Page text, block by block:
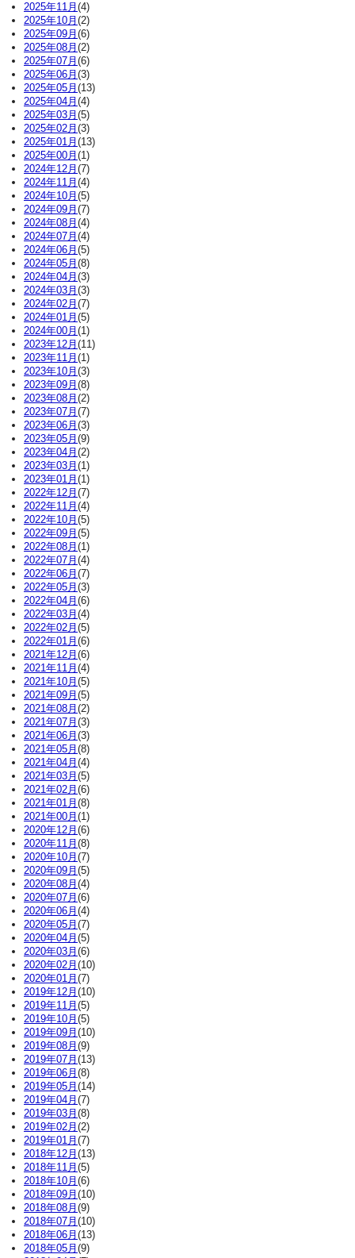
2025年11月(4)
2025年10月(2)
2025年09月(6)
2025年08月(2)
2025年07月(6)
2025年06月(3)
2025年05月(13)
2025年04月(4)
2025年03月(5)
2025年02月(3)
2025年01月(13)
2025年00月(1)
2024年12月(7)
2024年11月(4)
2024年10月(5)
2024年09月(7)
2024年08月(4)
2024年07月(4)
2024年06月(5)
2024年05月(8)
2024年04月(3)
2024年03月(3)
2024年02月(7)
2024年01月(5)
2024年00月(1)
2023年12月(11)
2023年11月(1)
2023年10月(3)
2023年09月(8)
2023年08月(2)
2023年07月(7)
2023年06月(3)
2023年05月(9)
2023年04月(2)
2023年03月(1)
2023年01月(1)
2022年12月(7)
2022年11月(4)
2022年10月(5)
2022年09月(5)
2022年08月(1)
2022年07月(4)
2022年06月(7)
2022年05月(3)
2022年04月(6)
2022年03月(4)
2022年02月(5)
2022年01月(6)
2021年12月(6)
2021年11月(4)
2021年10月(5)
2021年09月(5)
2021年08月(2)
2021年07月(3)
2021年06月(3)
2021年05月(8)
2021年04月(4)
2021年03月(5)
2021年02月(6)
2021年01月(8)
2021年00月(1)
2020年12月(6)
2020年11月(8)
2020年10月(7)
2020年09月(5)
2020年08月(4)
2020年07月(6)
2020年06月(4)
2020年05月(7)
2020年04月(5)
2020年03月(6)
2020年02月(10)
2020年01月(7)
2019年12月(10)
2019年11月(5)
2019年10月(5)
2019年09月(10)
2019年08月(9)
2019年07月(13)
2019年06月(8)
2019年05月(14)
2019年04月(7)
2019年03月(8)
2019年02月(2)
2019年01月(7)
2018年12月(13)
2018年11月(5)
2018年10月(6)
2018年09月(10)
2018年08月(9)
2018年07月(10)
2018年06月(13)
2018年05月(9)